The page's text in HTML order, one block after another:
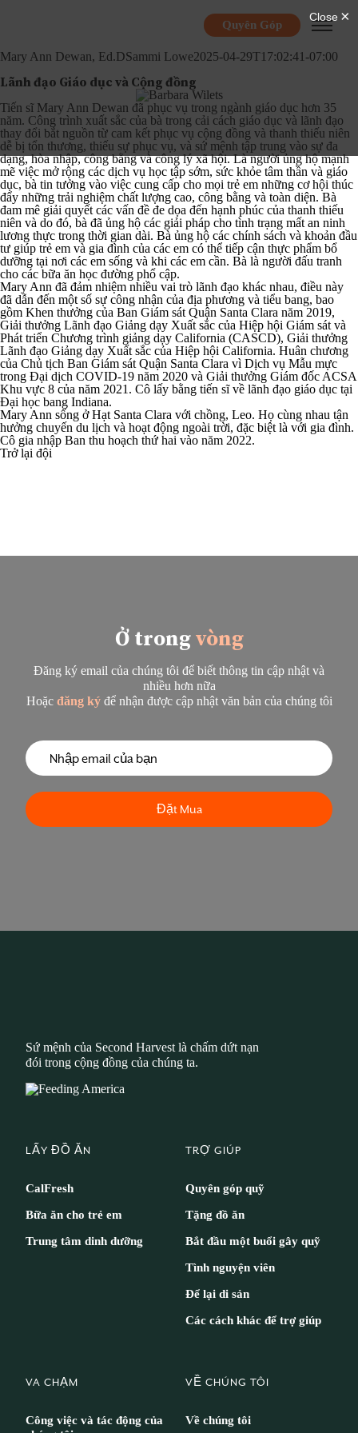
Quyên Góp
Mary Ann Dewan, Ed.DSammi Lowe2025-04-29T17:02:41-07:00
Lãnh đạo Giáo dục và Cộng đồng
Tiến sĩ Mary Ann Dewan đã phục vụ trong ngành giáo dục hơn 35
năm. Công trình xuất sắc của bà trong cải cách giáo dục và lãnh đạo
thay đổi bắt nguồn từ cam kết phục vụ cộng đồng và thanh thiếu niên
dễ bị tổn thương, thiếu sự phục vụ, và sứ mệnh tập trung vào sự đa
dạng, hòa nhập, công bằng và công lý xã hội. Là người ủng hộ mạnh
mẽ việc mở rộng các dịch vụ học tập sớm, sức khỏe tâm thần và giáo
dục, bà tin tưởng vào việc cung cấp cho mọi trẻ em những cơ hội thúc
đẩy những trải nghiệm chất lượng cao, công bằng và toàn diện. Bà
đam mê giải quyết các vấn đề đe dọa đến hạnh phúc của thanh thiếu
niên và do đó, bà đã ủng hộ các giải pháp cho tình trạng mất an ninh
lương thực trong thời gian dài. Bà ủng hộ các chính sách và khoản đầu
tư giúp trẻ em và gia đình của các em có thể tiếp cận thực phẩm bổ
dưỡng tại nơi các em sống và khi các em cần. Bà là người đấu tranh
cho các bữa ăn học đường phổ cập.
Mary Ann đã đảm nhiệm nhiều vai trò lãnh đạo khác nhau, điều này
đã dẫn đến một số sự công nhận của địa phương và tiểu bang, bao
gồm Khen thưởng của Ban Giám sát Quận Santa Clara năm 2019,
Giải thưởng Lãnh đạo Giảng dạy Xuất sắc của Hiệp hội Giám sát và
Phát triển Chương trình giảng dạy California (CASCD), Giải thưởng
Lãnh đạo Giảng dạy Xuất sắc của Hiệp hội California. Huân chương
của Chủ tịch Ban Giám sát Quận Santa Clara vì Dịch vụ Mẫu mực
trong Đại dịch COVID-19 năm 2020 và Giải thưởng Giám đốc ACSA
Khu vực 8 của năm 2021. Cô lấy bằng tiến sĩ về lãnh đạo giáo dục tại
Đại học bang Indiana.
Mary Ann sống ở Hạt Santa Clara với chồng, Leo. Họ cùng nhau tận
hưởng chuyến du lịch và hoạt động ngoài trời, đặc biệt là với gia đình.
Cô gia nhập Ban thu hoạch thứ hai vào năm 2022.
Trở lại đội
Ở trongvòng
Đăng ký email của chúng tôi để biết thông tin cập nhật và
nhiều hơn nữa
Hoặc đăng kýđể nhận được cập nhật văn bản của chúng tôi
Sứ mệnh của Second Harvest là chấm dứt nạn
đói trong cộng đồng của chúng ta.
LẤY ĐỒ ĂN
CalFresh
Bữa ăn cho trẻ em
Trung tâm dinh dưỡng
TRỢ GIÚP
Quyên góp quỹ
Tặng đồ ăn
Bắt đầu một buổi gây quỹ
Tình nguyện viên
Để lại di sản
Các cách khác để trợ giúp
VA CHẠM
Công việc và tác động của
VỀ CHÚNG TÔI
Về chúng tôi